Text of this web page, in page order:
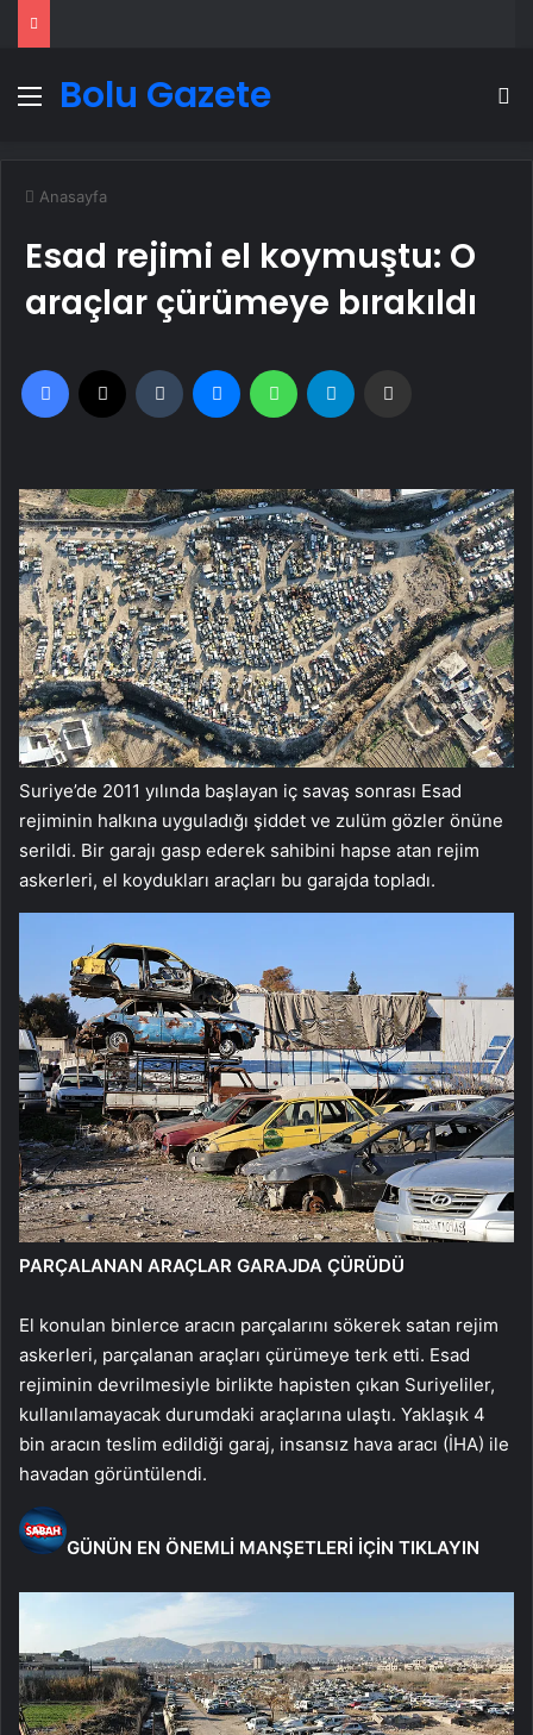
Menü
Bolu Gazete
Anasayfa
Esad rejimi el koymuştu: O
araçlar çürümeye bırakıldı
Facebook Tumblr MessengerWhatsApp
Suriye’de 2011 yılında başlayan iç savaş sonrası Esad
rejiminin halkına uyguladığı şiddet ve zulüm gözler önüne
serildi. Bir garajı gasp ederek sahibini hapse atan rejim
askerleri, el koydukları araçları bu garajda topladı.
PARÇALANAN ARAÇLAR GARAJDA ÇÜRÜDÜ
El konulan binlerce aracın parçalarını sökerek satan rejim
askerleri, parçalanan araçları çürümeye terk etti. Esad
rejiminin devrilmesiyle birlikte hapisten çıkan Suriyeliler,
kullanılamayacak durumdaki araçlarına ulaştı. Yaklaşık 4
bin aracın teslim edildiği garaj, insansız hava aracı (İHA) ile
havadan görüntülendi.
GÜNÜN EN ÖNEMLİ MANŞETLERİ İÇİN TIKLAYIN